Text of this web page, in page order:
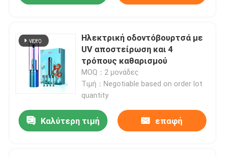
Ηλεκτρική οδοντόβουρτσά με
UV αποστείρωση και 4
τρόπους καθαρισμού
MOQ：2 μονάδες
Τιμή：Negotiable based on order lot
quantity
Καλύτερη τιμή επαφή